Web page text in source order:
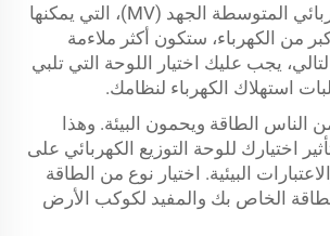
لوحة التوزيع الكهربائي المتوسطة الجهد (MV)، التي يمكنها
من الكهرباء، ستكون أكثر ملاءمة
يجب عليك اختيار اللوحة التي تلبي
استهلاك الكهرباء لنظامك.
الناس الطاقة ويحمون البيئة. وهذا
اختيارك للوحة التوزيع الكهربائي على
البيئية. اختيار نوع من الطاقة
الخاص بك والمفيد لكوكب الأرض